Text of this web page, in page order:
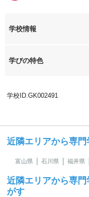
学校情報
学びの特色
学校ID.GK002491
近隣エリアから専
富山県 石川県 福井県
近隣エリアから専
がす